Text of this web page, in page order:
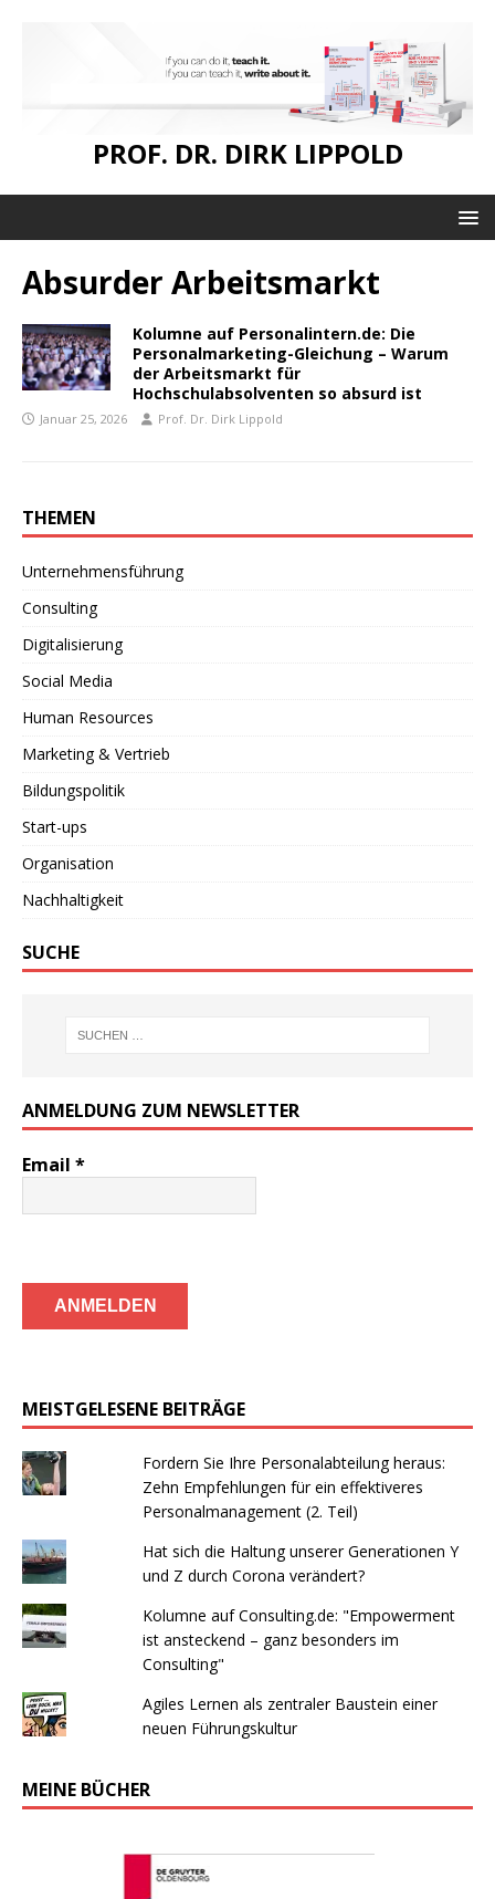
PROF. DR. DIRK LIPPOLD
Absurder Arbeitsmarkt
Kolumne auf Personalintern.de: Die
Personalmarketing-Gleichung – Warum
der Arbeitsmarkt für
Hochschulabsolventen so absurd ist
Januar 25, 2026 Prof. Dr. Dirk Lippold
THEMEN
Unternehmensführung
Consulting
Digitalisierung
Social Media
Human Resources
Marketing & Vertrieb
Bildungspolitik
Start-ups
Organisation
Nachhaltigkeit
SUCHE
ANMELDUNG ZUM NEWSLETTER
Email *
MEISTGELESENE BEITRÄGE
Fordern Sie Ihre Personalabteilung heraus:
Zehn Empfehlungen für ein effektiveres
Personalmanagement (2. Teil)
Hat sich die Haltung unserer Generationen Y
und Z durch Corona verändert?
Kolumne auf Consulting.de: "Empowerment
ist ansteckend – ganz besonders im
Consulting"
Agiles Lernen als zentraler Baustein einer
neuen Führungskultur
MEINE BÜCHER